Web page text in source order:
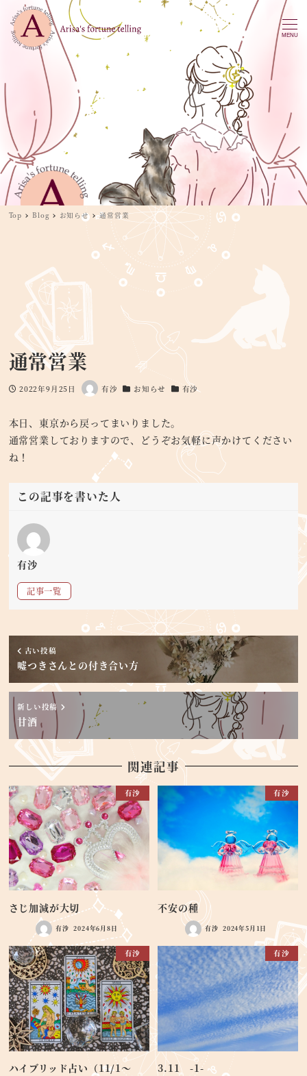
MENU
Top Blog お知らせ 通常営業
通常営業
投稿日
2022年9月25日
著
有沙
カテゴリー
お知らせ
カテゴリー
有沙
本日、東京から戻ってまいりました。
通常営業しておりますので、どうぞお気軽に声かけてください
ね！
この記事を書いた人
有沙
記事一覧
古い投稿
嘘つきさんとの付き合い方
新しい投稿
甘酒
関連記事
有沙
さじ加減が大切
有沙 2024年6月8日
有沙
不安の種
有沙 2024年5月1日
有沙
ハイブリッド占い（11/1〜
有沙
3.11 -1-